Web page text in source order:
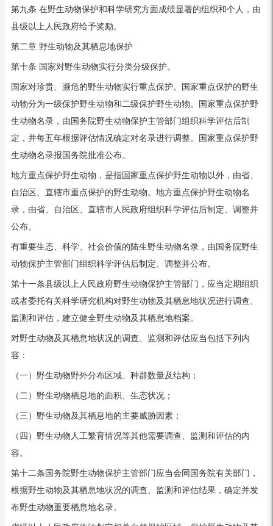
第九条 在野生动物保护和科学研究方面成绩显著的组织和个人，由
县级以上人民政府给予奖励。
第二章 野生动物及其栖息地保护
第十条 国家对野生动物实行分类分级保护。
国家对珍贵、濒危的野生动物实行重点保护。国家重点保护的野生
动物分为一级保护野生动物和二级保护野生动物。国家重点保护野
生动物名录，由国务院野生动物保护主管部门组织科学评估后制
定，并每五年根据评估情况确定对名录进行调整。国家重点保护野
生动物名录报国务院批准公布。
地方重点保护野生动物，是指国家重点保护野生动物以外，由省、
自治区、直辖市重点保护的野生动物。地方重点保护野生动物名
录，由省、自治区、直辖市人民政府组织科学评估后制定、调整并
公布。
有重要生态、科学、社会价值的陆生野生动物名录，由国务院野生
动物保护主管部门组织科学评估后制定、调整并公布。
第十一条县级以上人民政府野生动物保护主管部门，应当定期组织
或者委托有关科学研究机构对野生动物及其栖息地状况进行调查、
监测和评估，建立健全野生动物及其栖息地档案。
对野生动物及其栖息地状况的调查、监测和评估应当包括下列内
容：
（一）野生动物野外分布区域、种群数量及结构；
（二）野生动物栖息地的面积、生态状况；
（三）野生动物及其栖息地的主要威胁因素；
（四）野生动物人工繁育情况等其他需要调查、监测和评估的内
容。
第十二条国务院野生动物保护主管部门应当会同国务院有关部门，
根据野生动物及其栖息地状况的调查、监测和评估结果，确定并发
布野生动物重要栖息地名录。